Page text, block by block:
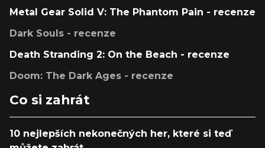
Metal Gear Solid V: The Phantom Pain - recenze
Dark Souls - recenze
Death Stranding 2: On the Beach - recenze
Doom: The Dark Ages - recenze
Co si zahrát
10 nejlepších nekonečných her, které si teď